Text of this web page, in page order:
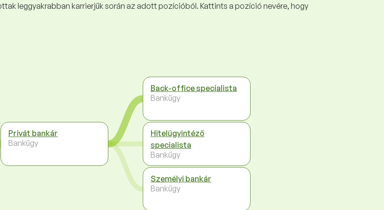
leggyakrabban karrierjük során az adott pozícióból. Kattints a pozíció nevére, hogy
Privát bankár
Bankügy
Back-office specialista
Bankügy
Hitelügyintéző
specialista
Bankügy
Személyi bankár
Bankügy